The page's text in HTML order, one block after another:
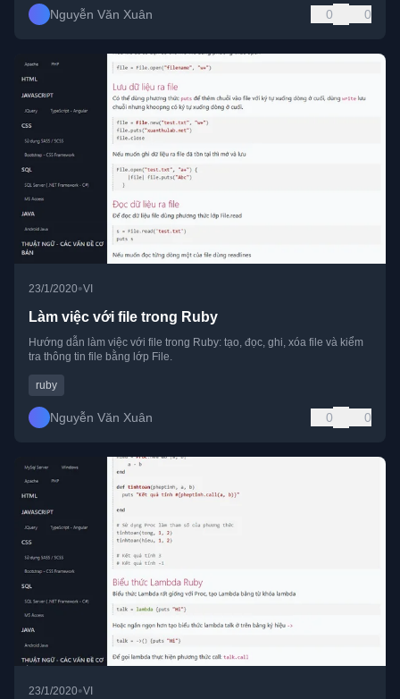
Nguyễn Văn Xuân 0 0
23/1/2020•VI
Làm việc với file trong Ruby
Hướng dẫn làm việc với file trong Ruby: tạo, đọc, ghi, xóa file và kiểm
tra thông tin file bằng lớp File.
ruby
Nguyễn Văn Xuân 0 0
23/1/2020•VI